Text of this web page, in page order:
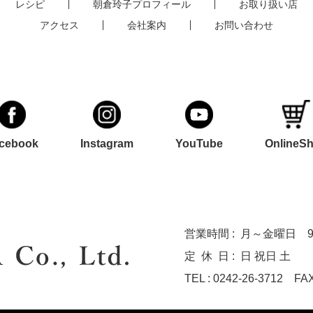
レシピ 朝倉玲子プロフィール
お取り扱い店
アクセス
会社案内 お問い合わせ
Instagram YouTube
営業時間 :
月～金曜日
定休
日 :
日 祝日 土
TEL : 0242-26-3712